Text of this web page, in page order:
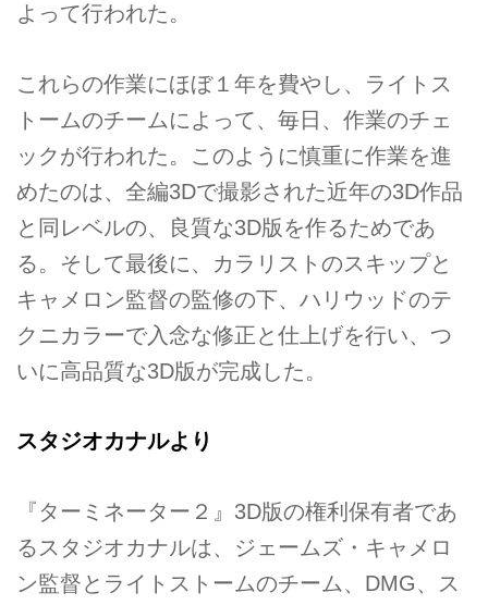
よって行われた。
これらの作業にほぼ１年を費やし、ライトス
トームのチームによって、毎日、作業のチェ
ックが行われた。このように慎重に作業を進
めたのは、全編3Dで撮影された近年の3D作品
と同レベルの、良質な3D版を作るためであ
る。そして最後に、カラリストのスキップと
キャメロン監督の監修の下、ハリウッドのテ
クニカラーで入念な修正と仕上げを行い、つ
いに高品質な3D版が完成した。
スタジオカナルより
『ターミネーター２』3D版の権利保有者であ
るスタジオカナルは、ジェームズ・キャメロ
ン監督とライトストームのチーム、DMG、ス